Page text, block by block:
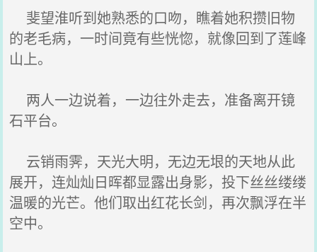
斐望淮听到她熟悉的口吻，瞧着她积攒旧物
的老毛病，一时间竟有些恍惚，就像回到了莲峰
山上。
两人一边说着，一边往外走去，准备离开镜
石平台。
云销雨霁，天光大明，无边无垠的天地从此
展开，连灿灿日晖都显露出身影，投下丝丝缕缕
温暖的光芒。他们取出红花长剑，再次飘浮在半
空中。